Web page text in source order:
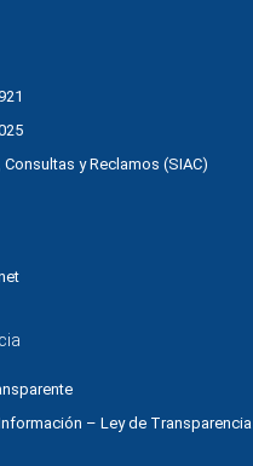
y Reclamos (SIAC)
– Ley de Transparencia